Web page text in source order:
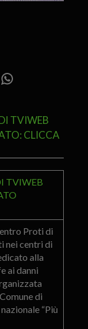
TVIWEB
CLICCA
TVIWEB
Proti di
nei centri di
alla
ai danni
di
“Più